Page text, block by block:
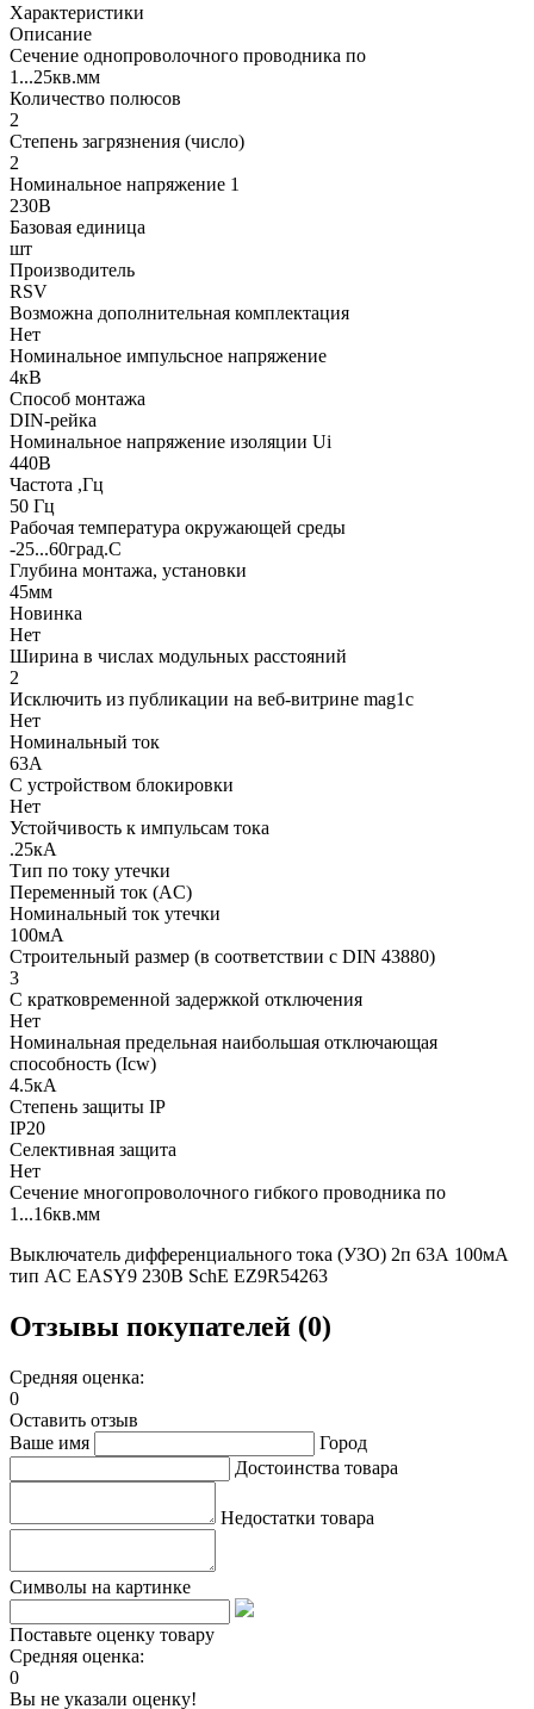
Характеристики
Описание
Сечение однопроволочного проводника по
1...25кв.мм
Количество полюсов
2
Степень загрязнения (число)
2
Номинальное напряжение 1
230В
Базовая единица
шт
Производитель
RSV
Возможна дополнительная комплектация
Нет
Номинальное импульсное напряжение
4кВ
Способ монтажа
DIN-рейка
Номинальное напряжение изоляции Ui
440В
Частота ,Гц
50 Гц
Рабочая температура окружающей среды
-25...60град.C
Глубина монтажа, установки
45мм
Новинка
Нет
Ширина в числах модульных расстояний
2
Исключить из публикации на веб-витрине mag1c
Нет
Номинальный ток
63А
С устройством блокировки
Нет
Устойчивость к импульсам тока
.25кА
Тип по току утечки
Переменный ток (AC)
Номинальный ток утечки
100мА
Строительный размер (в соответствии с DIN 43880)
3
С кратковременной задержкой отключения
Нет
Номинальная предельная наибольшая отключающая
способность (Icw)
4.5кА
Степень защиты IP
IP20
Селективная защита
Нет
Сечение многопроволочного гибкого проводника по
1...16кв.мм
Выключатель дифференциального тока (УЗО) 2п 63А 100мА
тип AC EASY9 230В SchE EZ9R54263
Отзывы покупателей (0)
Средняя оценка:
0
Оставить отзыв
Ваше имя
Город
Достоинства товара
Недостатки товара
Символы на картинке
Поставьте оценку товару
Средняя оценка:
0
Вы не указали оценку!